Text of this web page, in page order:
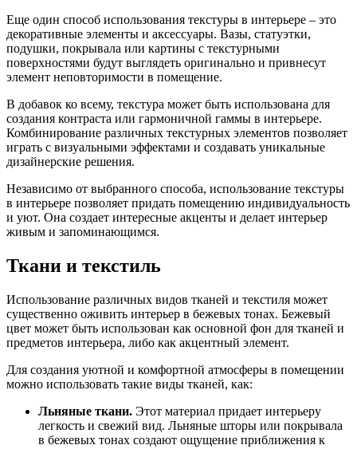
Еще один способ использования текстуры в интерьере – это
декоративные элементы и аксессуары. Вазы, статуэтки,
подушки, покрывала или картины с текстурными
поверхностями будут выглядеть оригинально и привнесут
элемент неповторимости в помещение.
В добавок ко всему, текстура может быть использована для
создания контраста или гармоничной гаммы в интерьере.
Комбинирование различных текстурных элементов позволяет
играть с визуальными эффектами и создавать уникальные
дизайнерские решения.
Независимо от выбранного способа, использование текстуры
в интерьере позволяет придать помещению индивидуальность
и уют. Она создает интересные акценты и делает интерьер
живым и запоминающимся.
Ткани и текстиль
Использование различных видов тканей и текстиля может
существенно оживить интерьер в бежевых тонах. Бежевый
цвет может быть использован как основной фон для тканей и
предметов интерьера, либо как акцентный элемент.
Для создания уютной и комфортной атмосферы в помещении
можно использовать такие виды тканей, как:
Льняные ткани. Этот материал придает интерьеру
легкость и свежий вид. Льняные шторы или покрывала
в бежевых тонах создают ощущение приближения к